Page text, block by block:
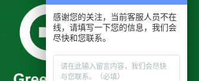
感谢您的关注，当前客服人员不在
线，请填写一下您的信息，我们会
尽快和您联系。